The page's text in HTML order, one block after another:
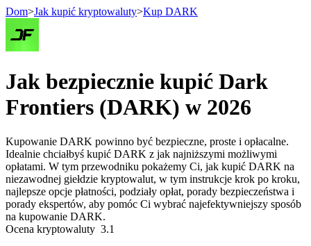
Kontrakty terminowe na USDT
Kontrakty futures wykorzystujące USDT jako zabezpieczenie
Dom>Jak kupić kryptowaluty>Kup DARK
Jak bezpiecznie kupić Dark
Frontiers (DARK) w 2026
Kupowanie DARK powinno być bezpieczne, proste i opłacalne.
Idealnie chciałbyś kupić DARK z jak najniższymi możliwymi
opłatami. W tym przewodniku pokażemy Ci, jak kupić DARK na
niezawodnej giełdzie kryptowalut, w tym instrukcje krok po kroku,
najlepsze opcje płatności, podziały opłat, porady bezpieczeństwa i
porady ekspertów, aby pomóc Ci wybrać najefektywniejszy sposób
na kupowanie DARK.
Ocena kryptowaluty 3.1